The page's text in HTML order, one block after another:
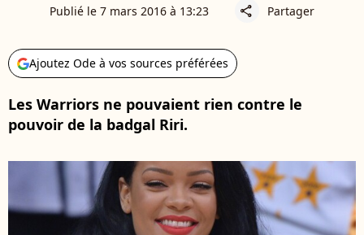
Publié le 7 mars 2016 à 13:23 share Partager
Ajoutez Ode à vos sources préférées
Les Warriors ne pouvaient rien contre le
pouvoir de la badgal Riri.